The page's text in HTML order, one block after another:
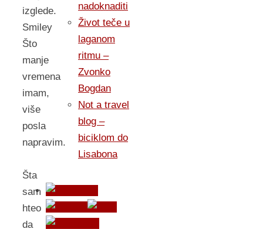
izglede.
Smiley
Što
manje
vremena
imam,
više
posla
napravim.
Šta
sam
hteo
da
nadoknaditi
Život teče u
laganom
ritmu –
Zvonko
Bogdan
Not a travel
blog –
biciklom do
Lisabona